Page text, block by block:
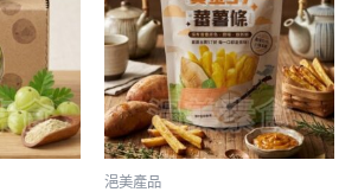
浥美產品